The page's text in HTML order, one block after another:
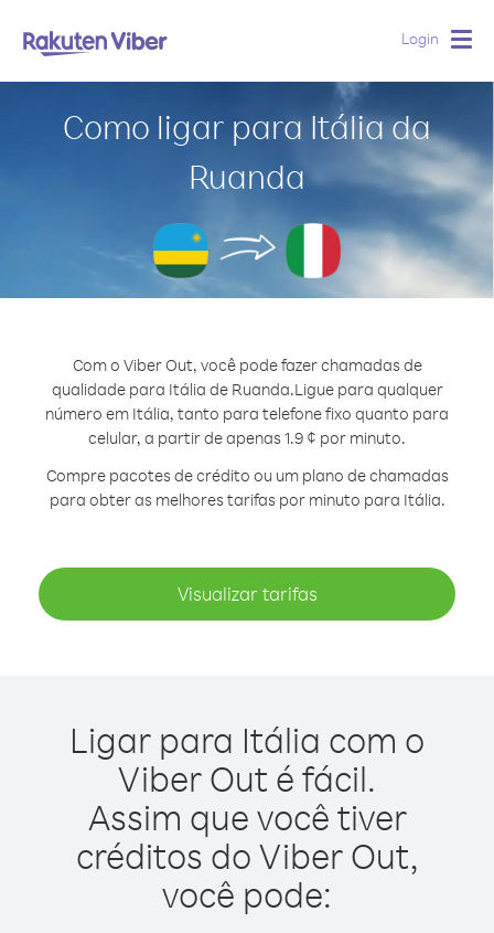
Login
Como ligar para Itália da
Ruanda
Com o Viber Out, você pode fazer chamadas de
qualidade para Itália de Ruanda.Ligue para qualquer
número em Itália, tanto para telefone fixo quanto para
celular, a partir de apenas 1.9 ¢ por minuto.
Compre pacotes de crédito ou um plano de chamadas
para obter as melhores tarifas por minuto para Itália.
Visualizar tarifas
Ligar para Itália com o
Viber Out é fácil.
Assim que você tiver
créditos do Viber Out,
você pode: